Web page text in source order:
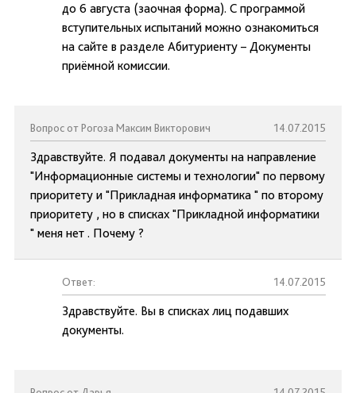
до 6 августа (заочная форма). С программой
вступительных испытаний можно ознакомиться
на сайте в разделе Абитуриенту – Документы
приёмной комиссии.
Вопрос от Рогоза Максим Викторович 14.07.2015
Здравствуйте. Я подавал документы на направление
"Информационные системы и технологии" по первому
приоритету и "Прикладная информатика " по второму
приоритету , но в списках "Прикладной информатики
" меня нет . Почему ?
Ответ: 14.07.2015
Здравствуйте. Вы в списках лиц подавших
документы.